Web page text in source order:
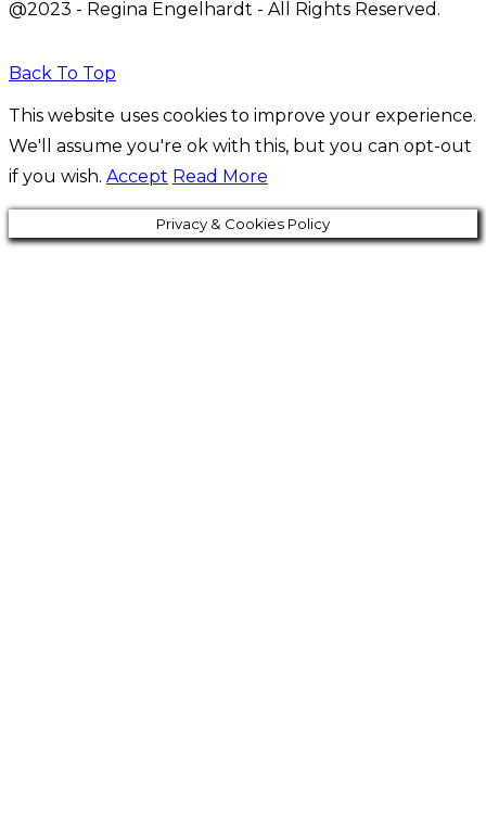
@2023 - Regina Engelhardt - All Rights Reserved.
Back To Top
This website uses cookies to improve your experience.
We'll assume you're ok with this, but you can opt-out
if you wish. Accept Read More
Privacy & Cookies Policy